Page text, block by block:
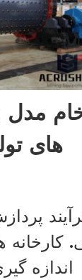
مدل
های
کارخانه
اندازه